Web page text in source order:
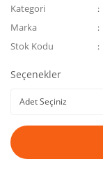
Kategori
Marka
Stok Kodu
Seçenekler